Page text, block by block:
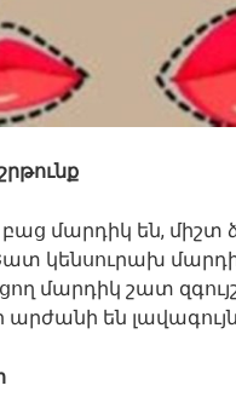
մարդիկ են, միշտ
կենսուրախ
մարդիկ շատ
արժանի են